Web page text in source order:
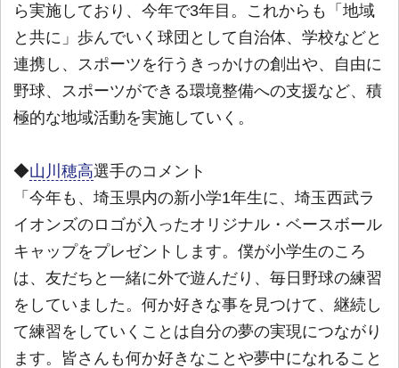
ら実施しており、今年で3年目。これからも「地域
と共に」歩んでいく球団として自治体、学校などと
連携し、スポーツを行うきっかけの創出や、自由に
野球、スポーツができる環境整備への支援など、積
極的な地域活動を実施していく。
◆山川穂高選手のコメント
「今年も、埼玉県内の新小学1年生に、埼玉西武ラ
イオンズのロゴが入ったオリジナル・ベースボール
キャップをプレゼントします。僕が小学生のころ
は、友だちと一緒に外で遊んだり、毎日野球の練習
をしていました。何か好きな事を見つけて、継続し
て練習をしていくことは自分の夢の実現につながり
ます。皆さんも何か好きなことや夢中になれること